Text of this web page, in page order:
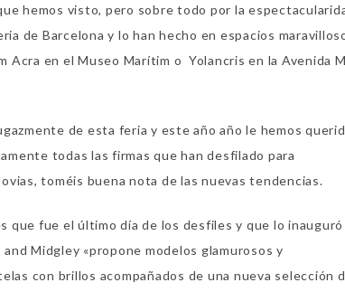
hemos visto, pero sobre todo por la
de Barcelona y lo han hecho en espacios
Acra en el Museo Marítim o Yolancris en la Avenida
de esta feria y este año año le hemos
todas las firmas que han desfilado para
toméis buena nota de las nuevas tendencias.
que fue el último día de los desfiles y que lo inauguró
Midgley «propone modelos glamurosos y
con brillos acompañados de una nueva selección